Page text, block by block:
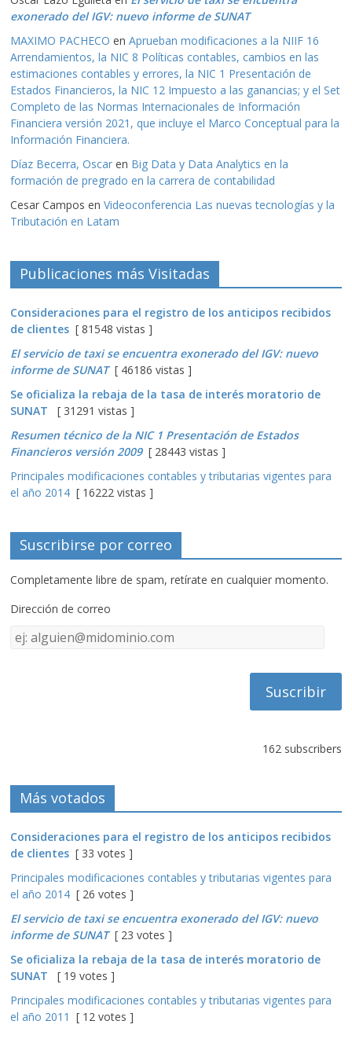
exonerado del IGV: nuevo informe de SUNAT
MAXIMO PACHECO enAprueban modificaciones a la NIIF 16
Arrendamientos, la NIC 8 Políticas contables, cambios en las
estimaciones contables y errores, la NIC 1 Presentación de
Estados Financieros, la NIC 12 Impuesto a las ganancias; y el Set
Completo de las Normas Internacionales de Información
Financiera versión 2021, que incluye el Marco Conceptual para la
Información Financiera.
Díaz Becerra, Oscar en Big Data y Data Analytics en la
formación de pregrado en la carrera de contabilidad
Cesar Campos enVideoconferencia Las nuevas tecnologías y la
Tributación en Latam
Publicaciones más Visitadas
Consideraciones para el registro de los anticipos recibidos
de clientes [ 81548 vistas ]
El servicio de taxi se encuentra exonerado del IGV: nuevo
informe de SUNAT[ 46186 vistas ]
Se oficializa la rebaja de la tasa de interés moratorio de
SUNAT
[ 31291 vistas ]
Resumen técnico de la NIC 1 Presentación de Estados
Financieros versión 2009[ 28443 vistas ]
Principales modificaciones contables y tributarias vigentes para
el año 2014 [ 16222 vistas ]
Suscribirse por correo
Completamente libre de spam, retírate en cualquier momento.
Dirección de correo
Dirección
de
162 subscribers
Más votados
Consideraciones para el registro de los anticipos recibidos
de clientes [ 33 votes ]
Principales modificaciones contables y tributarias vigentes para
el año 2014 [ 26 votes ]
El servicio de taxi se encuentra exonerado del IGV: nuevo
informe de SUNAT[ 23 votes ]
Se oficializa la rebaja de la tasa de interés moratorio de
SUNAT
[ 19 votes ]
Principales modificaciones contables y tributarias vigentes para
el año 2011 [ 12 votes ]